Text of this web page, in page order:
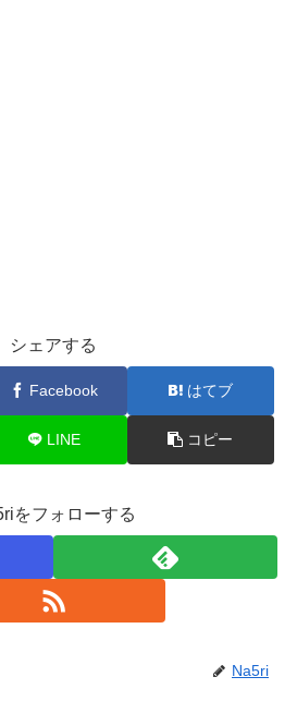
シェアする
Facebook はてブ
LINE コピー
をフォローする
Na5ri